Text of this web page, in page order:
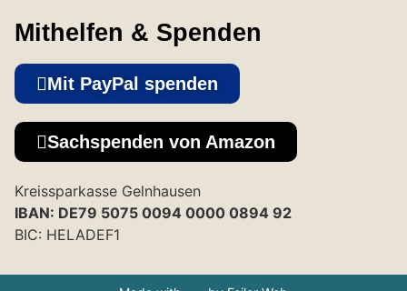
Mithelfen & Spenden
Mit PayPal spenden
Sachspenden von Amazon
Kreissparkasse Gelnhausen
IBAN: DE79 5075 0094 0000 0894 92
BIC: HELADEF1